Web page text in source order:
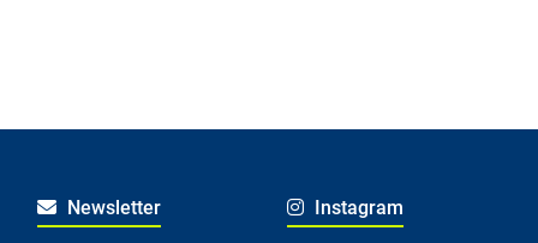
Newsletter Instagram